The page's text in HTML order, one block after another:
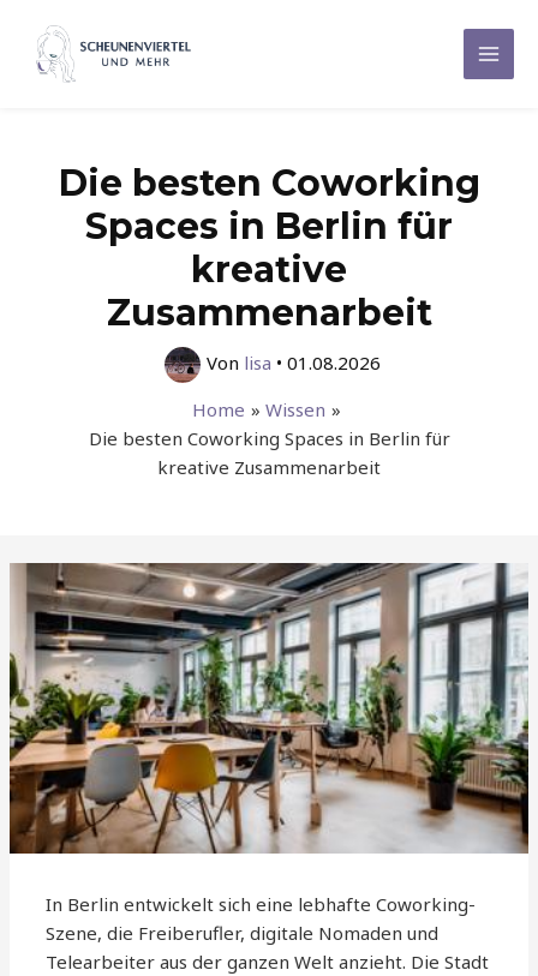
Inhalt
springen
Main
Die besten Coworking
Spaces in Berlin für
kreative
Zusammenarbeit
Von lisa • 01.08.2026
Home
Wissen
Die besten Coworking Spaces in Berlin für
kreative Zusammenarbeit
In Berlin entwickelt sich eine lebhafte Coworking-
Szene, die Freiberufler, digitale Nomaden und
Telearbeiter aus der ganzen Welt anzieht. Die Stadt